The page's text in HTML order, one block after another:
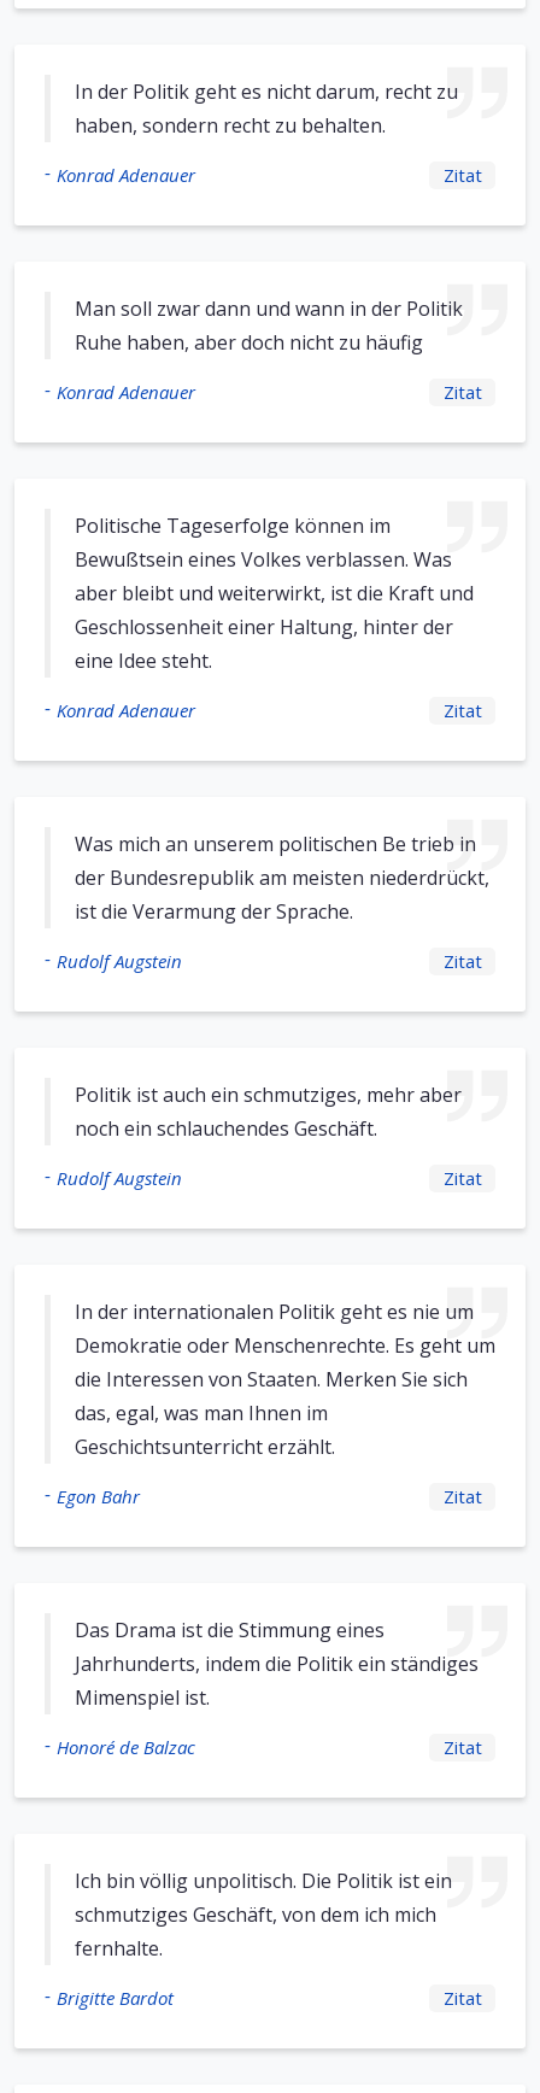
In der Politik geht es nicht darum, recht zu
haben, sondern recht zu behalten.
- Konrad Adenauer Zitat
Man soll zwar dann und wann in der Politik
Ruhe haben, aber doch nicht zu häufig
- Konrad Adenauer Zitat
Politische Tageserfolge können im
Bewußtsein eines Volkes verblassen. Was
aber bleibt und weiterwirkt, ist die Kraft und
Geschlossenheit einer Haltung, hinter der
eine Idee steht.
- Konrad Adenauer Zitat
Was mich an unserem politischen Be trieb in
der Bundesrepublik am meisten niederdrückt,
ist die Verarmung der Sprache.
- Rudolf Augstein Zitat
Politik ist auch ein schmutziges, mehr aber
noch ein schlauchendes Geschäft.
- Rudolf Augstein Zitat
In der internationalen Politik geht es nie um
Demokratie oder Menschenrechte. Es geht um
die Interessen von Staaten. Merken Sie sich
das, egal, was man Ihnen im
Geschichtsunterricht erzählt.
- Egon Bahr Zitat
Das Drama ist die Stimmung eines
Jahrhunderts, indem die Politik ein ständiges
Mimenspiel ist.
- Honoré de Balzac Zitat
Ich bin völlig unpolitisch. Die Politik ist ein
schmutziges Geschäft, von dem ich mich
fernhalte.
- Brigitte Bardot Zitat